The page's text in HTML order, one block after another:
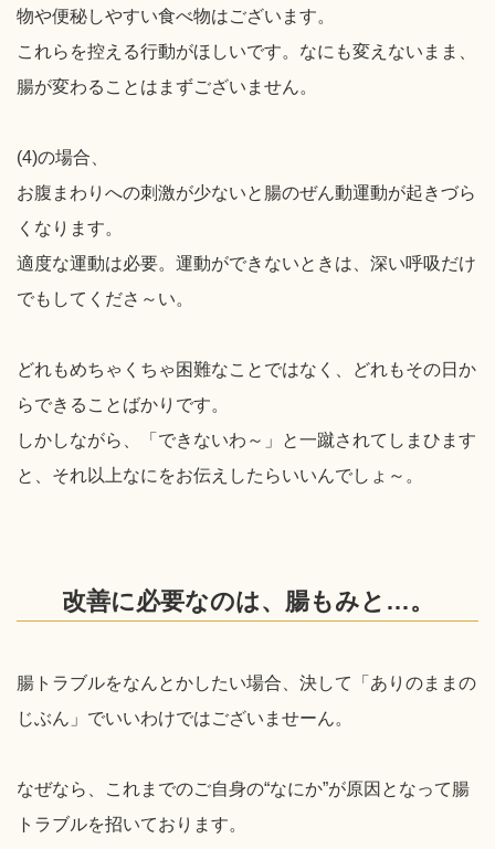
物や便秘しやすい食べ物はございます。
これらを控える行動がほしいです。なにも変えないまま、
腸が変わることはまずございません。
(4)の場合、
お腹まわりへの刺激が少ないと腸のぜん動運動が起きづら
くなります。
適度な運動は必要。運動ができないときは、深い呼吸だけ
でもしてくださ～い。
どれもめちゃくちゃ困難なことではなく、どれもその日か
らできることばかりです。
しかしながら、「できないわ～」と一蹴されてしまひます
と、それ以上なにをお伝えしたらいいんでしょ～。
改善に必要なのは、腸もみと…。
腸トラブルをなんとかしたい場合、決して「ありのままの
じぶん」でいいわけではございませーん。
なぜなら、これまでのご自身の“なにか”が原因となって腸
トラブルを招いております。